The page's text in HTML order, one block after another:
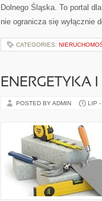
Dolnego Śląska. To portal
nie ogranicza się wyłącznie
CATEGORIES:
ENERGETYKA
POSTED BY ADMIN LIP -